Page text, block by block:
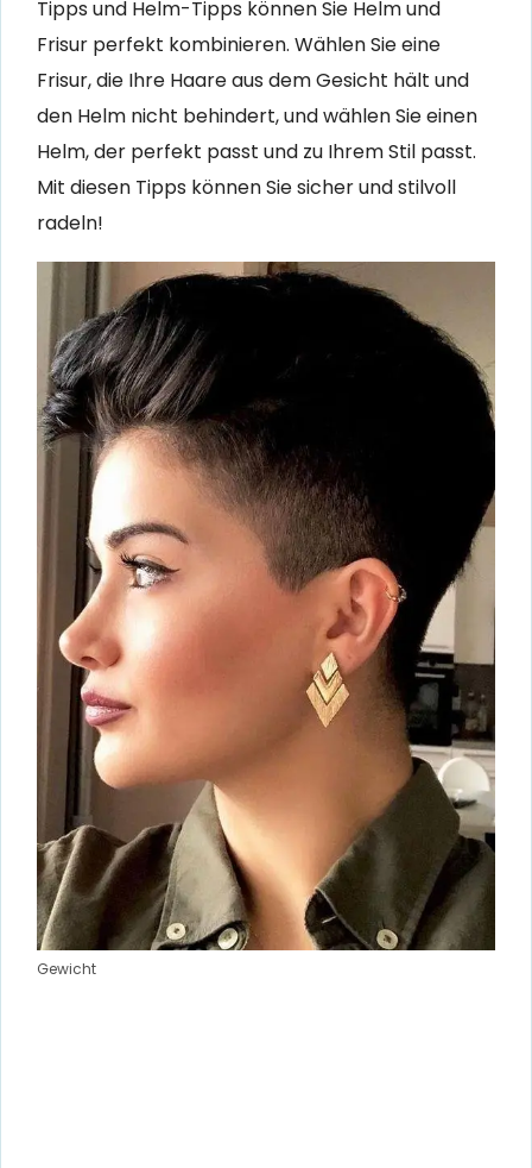
Tipps und Helm-Tipps können Sie Helm und
Frisur perfekt kombinieren. Wählen Sie eine
Frisur, die Ihre Haare aus dem Gesicht hält und
den Helm nicht behindert, und wählen Sie einen
Helm, der perfekt passt und zu Ihrem Stil passt.
Mit diesen Tipps können Sie sicher und stilvoll
radeln!
Gewicht